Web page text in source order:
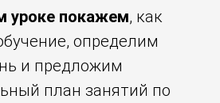
уроке покажем, как
определим
и предложим
план занятий по